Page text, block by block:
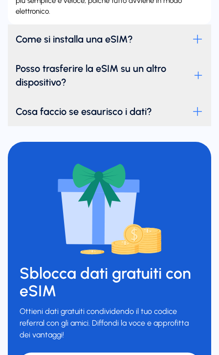
elettronico.
Come si installa una eSIM?
Posso trasferire la eSIM su un altro
dispositivo?
Cosa faccio se esaurisco i dati?
Sblocca dati gratuiti con
eSIM
Ottieni dati gratuiti condividendo il tuo codice
referral con gli amici. Diffondi la voce e approfitta
dei vantaggi!